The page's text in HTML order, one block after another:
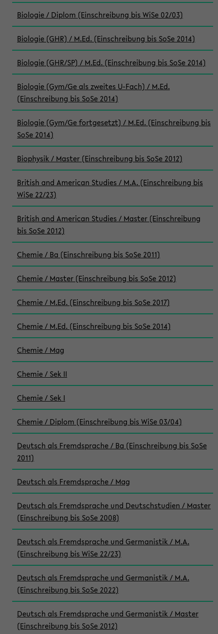
Biologie / Diplom (Einschreibung bis WiSe 02/03)
Biologie (GHR) / M.Ed. (Einschreibung bis SoSe 2014)
Biologie (GHR/SP) / M.Ed. (Einschreibung bis SoSe 2014)
Biologie (Gym/Ge als zweites U-Fach) / M.Ed.
(Einschreibung bis SoSe 2014)
Biologie (Gym/Ge fortgesetzt) / M.Ed. (Einschreibung bis
SoSe 2014)
Biophysik / Master (Einschreibung bis SoSe 2012)
British and American Studies / M.A. (Einschreibung bis
WiSe 22/23)
British and American Studies / Master (Einschreibung
bis SoSe 2012)
Chemie / Ba (Einschreibung bis SoSe 2011)
Chemie / Master (Einschreibung bis SoSe 2012)
Chemie / M.Ed. (Einschreibung bis SoSe 2017)
Chemie / M.Ed. (Einschreibung bis SoSe 2014)
Chemie / Mag
Chemie / Sek II
Chemie / Sek I
Chemie / Diplom (Einschreibung bis WiSe 03/04)
Deutsch als Fremdsprache / Ba (Einschreibung bis SoSe
2011)
Deutsch als Fremdsprache / Mag
Deutsch als Fremdsprache und Deutschstudien / Master
(Einschreibung bis SoSe 2008)
Deutsch als Fremdsprache und Germanistik / M.A.
(Einschreibung bis WiSe 22/23)
Deutsch als Fremdsprache und Germanistik / M.A.
(Einschreibung bis SoSe 2022)
Deutsch als Fremdsprache und Germanistik / Master
(Einschreibung bis SoSe 2012)